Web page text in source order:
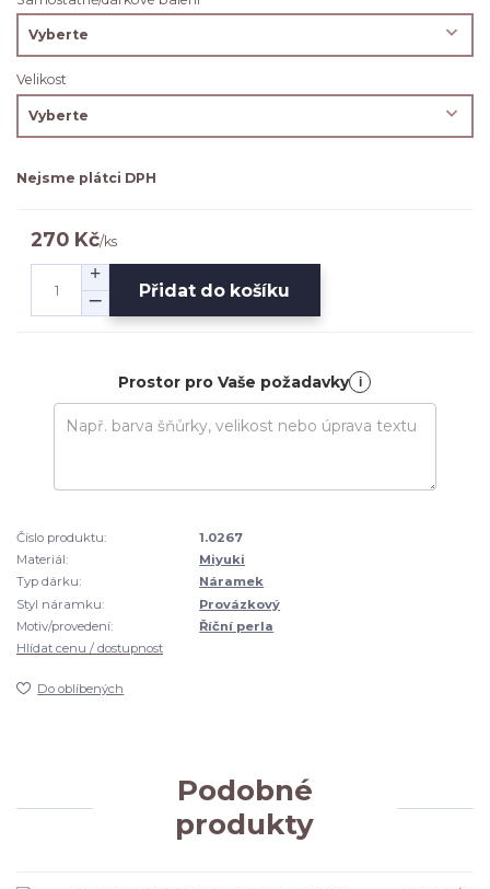
Velikost
Nejsme plátci DPH
270 Kč/ks
Přidat do košíku
Prostor pro Vaše požadavky i
Číslo produktu:
1.0267
Materiál:
Miyuki
Typ dárku:
Náramek
Styl náramku:
Provázkový
Motiv/provedení:
Říční perla
Hlídat cenu / dostupnost
Do oblíbených
Podobné
produkty